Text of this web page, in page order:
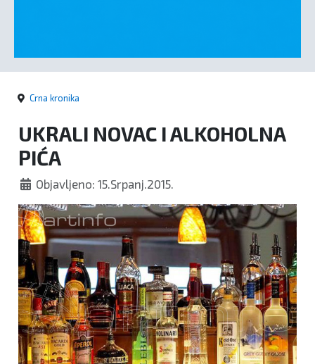
Crna kronika
UKRALI NOVAC I ALKOHOLNA
PIĆA
Objavljeno: 15.Srpanj.2015.